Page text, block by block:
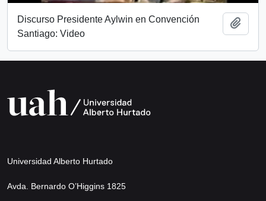
Discurso Presidente Aylwin en Convención
Santiago: Video
Universidad Alberto Hurtado
Avda. Bernardo O’Higgins 1825